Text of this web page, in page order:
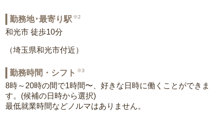
勤務地･最寄り駅 ※2
和光市 徒歩10分
（埼玉県和光市付近）
勤務時間・シフト ※3
8時～20時の間で1時間〜、好きな日時に働くことができま
す。(候補の日時から選択)
最低就業時間などノルマはありません。